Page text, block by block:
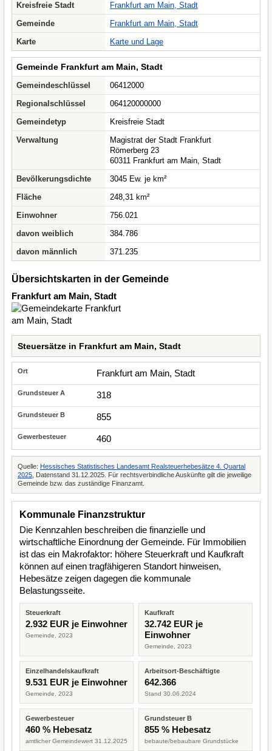
Kreisfreie Stadt
Frankfurt am Main, Stadt
Gemeinde
Frankfurt am Main, Stadt
Karte
Karte und Lage
Gemeinde Frankfurt am Main, Stadt
Gemeindeschlüssel
06412000
Regionalschlüssel
064120000000
Gemeindetyp
Kreisfreie Stadt
Verwaltung
Magistrat der Stadt Frankfurt
Römerberg 23
60311 Frankfurt am Main, Stadt
Bevölkerungsdichte
3045 Ew. je km²
Fläche
248,31 km²
Einwohner
756.021
davon weiblich
384.786
davon männlich
371.235
Übersichtskarten in der Gemeinde
Frankfurt am Main, Stadt
Steuersätze in Frankfurt am Main, Stadt
Frankfurt am Main, Stadt
318
855
460
Quelle: Hessisches Statistisches Landesamt Realsteuerhebesätze 4. Quartal
2025 , Datenstand 31.12.2025. Für rechtsverbindliche Auskünfte gilt die jeweilige
Gemeinde bzw. das zuständige Finanzamt.
Kommunale Finanzstruktur
Die Kennzahlen beschreiben die finanzielle und
wirtschaftliche Einordnung der Gemeinde. Für Immobilien
ist das ein Makrofaktor: höhere Steuerkraft und Kaufkraft
können auf einen tragfähigeren Standort hinweisen,
Hebesätze zeigen dagegen die kommunale
Belastungsseite.
Steuerkraft
2.932 EUR je Einwohner
Gemeinde, 2023
Kaufkraft
32.742 EUR je
Einwohner
Gemeinde, 2023
Einzelhandelskaufkraft
9.531 EUR je Einwohner
Gemeinde, 2023
Arbeitsort-Beschäftigte
642.366
Stand 30.06.2024
Gewerbesteuer
460 % Hebesatz
amtlicher Gemeindewert 31.12.2025
Grundsteuer B
855 % Hebesatz
bebaute/bebaubare Grundstücke